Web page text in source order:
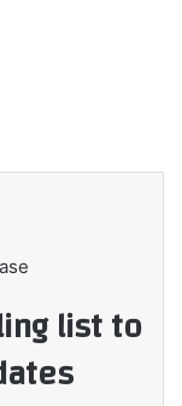
list to